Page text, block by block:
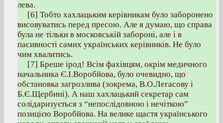
лева.
[6] Тобто хахлацьким керівникам було заборонено
висовуватись перед пресою. Але я думаю, що справа
була не тільки в московській забороні, але і в
пасивності самих українських керівників. Не було
чим хвалитись.
[7] Бреше ірод! Всім фахівцям, окрім медичного
начальника Є.І.Воробйова, було очевидно, що
обстановка загрозлива (зокрема, В.О.Легасову і
Б.Є.Щербині). А наш хахлацький секретар сам
солідаризується з “непослідовною і нечіткою”
позицією Воробйова. На велике щастя українського